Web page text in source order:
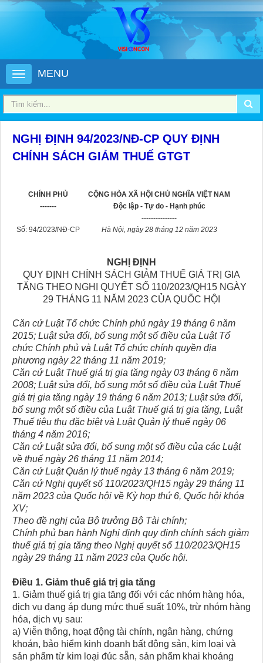
MENU
NGHỊ ĐỊNH 94/2023/NĐ-CP QUY ĐỊNH
CHÍNH SÁCH GIẢM THUẾ GTGT
CHÍNH PHỦ
-------
CỘNG HÒA XÃ HỘI CHỦ NGHĨA VIỆT NAM
Độc lập - Tự do - Hạnh phúc
---------------
Số: 94/2023/NĐ-CP
Hà Nội, ngày 28 tháng 12 năm 2023
NGHỊ ĐỊNH
QUY ĐỊNH CHÍNH SÁCH GIẢM THUẾ GIÁ TRỊ GIA
TĂNG THEO NGHỊ QUYẾT SỐ 110/2023/QH15 NGÀY
29 THÁNG 11 NĂM 2023 CỦA QUỐC HỘI
Căn cứ Luật Tổ chức Chính phủ ngày 19 tháng 6 năm
2015; Luật sửa đổi, bổ sung một số điều của Luật Tổ
chức Chính phủ và Luật Tổ chức chính quyền địa
phương ngày 22 tháng 11 năm 2019;
Căn cứ Luật Thuế giá trị gia tăng ngày 03 tháng 6 năm
2008; Luật sửa đổi, bổ sung một số điều của Luật Thuế
giá trị gia tăng ngày 19 tháng 6 năm 2013; Luật sửa đổi,
bổ sung một số điều của Luật Thuế giá trị gia tăng, Luật
Thuế tiêu thụ đặc biệt và Luật Quản lý thuế ngày 06
tháng 4 năm 2016;
Căn cứ Luật sửa đổi, bổ sung một số điều của các Luật
về thuế ngày 26 tháng 11 năm 2014;
Căn cứ Luật Quản lý thuế ngày 13 tháng 6 năm 2019;
Căn cứ Nghị quyết số 110/2023/QH15 ngày 29 tháng 11
năm 2023 của Quốc hội về Kỳ họp thứ 6, Quốc hội khóa
XV;
Theo đề nghị của Bộ trưởng Bộ Tài chính;
Chính phủ ban hành Nghị định quy định chính sách giảm
thuế giá trị gia tăng theo Nghị quyết số 110/2023/QH15
ngày 29 tháng 11 năm 2023 của Quốc hội.
Điều 1. Giảm thuế giá trị gia tăng
1. Giảm thuế giá trị gia tăng đối với các nhóm hàng hóa,
dịch vụ đang áp dụng mức thuế suất 10%, trừ nhóm hàng
hóa, dịch vụ sau:
a) Viễn thông, hoạt động tài chính, ngân hàng, chứng
khoán, bảo hiểm kinh doanh bất động sản, kim loại và
sản phẩm từ kim loại đúc sẵn, sản phẩm khai khoáng